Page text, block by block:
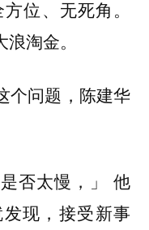
位、无死角。
淘金。
个问题，陈建华
否太慢，」 他
现，接受新事